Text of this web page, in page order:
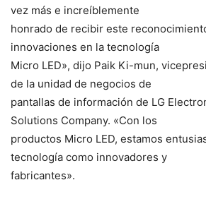
vez más e increíblemente
honrado de recibir este
innovaciones en la tecnología
Micro LED», dijo Paik Ki-mun,
de la unidad de negocios de
pantallas de información de LG
Solutions Company. «Con los
productos Micro LED, estamos
tecnología como innovadores y
fabricantes».